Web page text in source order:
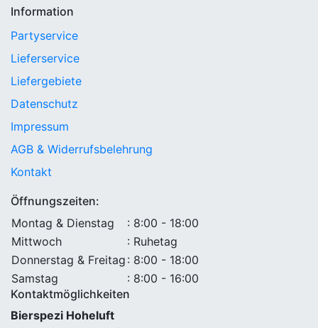
Information
Partyservice
Lieferservice
Liefergebiete
Datenschutz
Impressum
AGB & Widerrufsbelehrung
Kontakt
Öffnungszeiten:
Montag & Dienstag
: 8:00 - 18:00
Mittwoch
: Ruhetag
Donnerstag & Freitag : 8:00 - 18:00
Samstag
: 8:00 - 16:00
Kontaktmöglichkeiten
Bierspezi Hoheluft